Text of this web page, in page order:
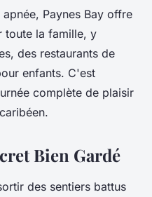
Paynes Bay offre
toute la famille, y
des restaurants de
enfants. C'est
complète de plaisir
Bien Gardé
des sentiers battus